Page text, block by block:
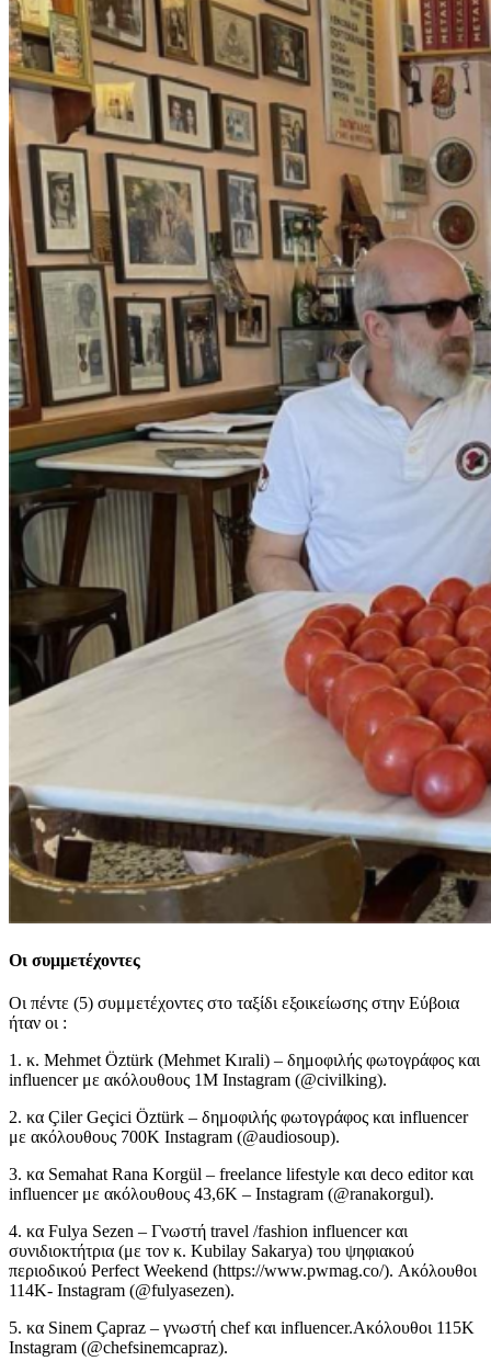
Οι συμμετέχοντες
Οι πέντε (5) συμμετέχοντες στο ταξίδι εξοικείωσης στην Εύβοια
ήταν οι :
1. κ. Mehmet Öztürk (Mehmet Kırali) – δημοφιλής φωτογράφος και
influencer με ακόλουθους 1M Instagram (@civilking).
2. κα Çiler Geçici Öztürk – δημοφιλής φωτογράφος και influencer
με ακόλουθους 700K Instagram (@audiosoup).
3. κα Semahat Rana Korgül – freelance lifestyle και deco editor και
influencer με ακόλουθους 43,6K – Instagram (@ranakorgul).
4. κα Fulya Sezen – Γνωστή travel /fashion influencer και
συνιδιοκτήτρια (με τον κ. Kubilay Sakarya) του ψηφιακού
περιοδικού Perfect Weekend (https://www.pwmag.co/). Ακόλουθοι
114K- Instagram (@fulyasezen).
5. κα Sinem Çapraz – γνωστή chef και influencer.Ακόλουθοι 115K
Instagram (@chefsinemcapraz).